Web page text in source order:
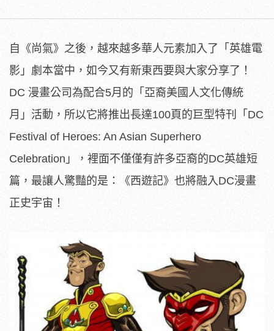
自《尚氣》之後，越來越多華人元素加入了「英雄電
影」劇本當中，如今又有新東西要與大家分享了！
DC 漫畫公司為配合5月的「亞裔美國人文化傳統
月」活動，所以它將推出長達100頁的巨型特刊「DC
Festival of Heroes: An Asian Superhero
Celebration」，裡面不僅僅有許多亞裔的DC英雄短
篇，最讓人驚豔的是：《西遊記》也將融入DC漫畫
正史宇宙！